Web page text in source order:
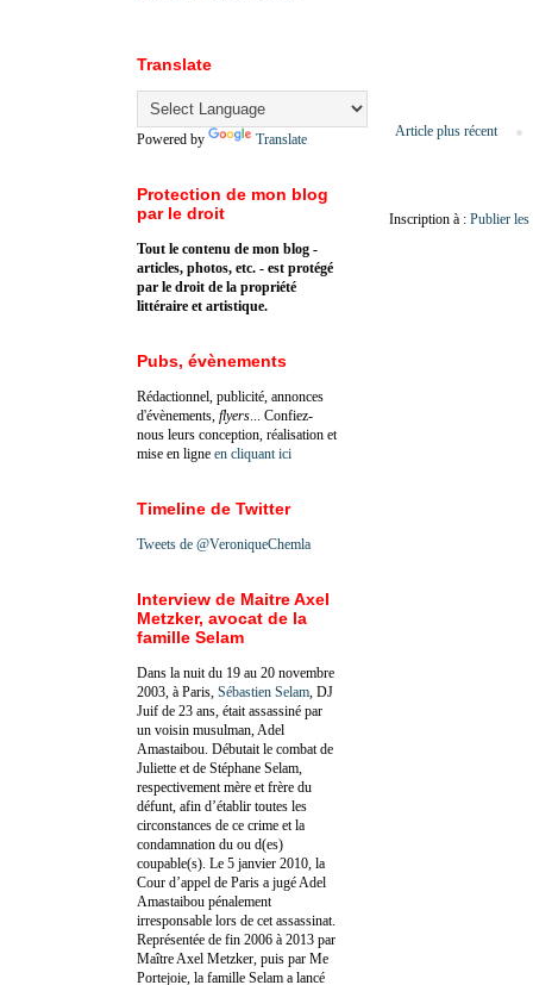
Article plus récent
Inscription à : Publier
Translate
Powered by Translate
Protection de mon blog
par le droit
Tout le contenu de mon blog -
articles, photos, etc. - est protégé
par le droit de la propriété
littéraire et artistique.
Pubs, évènements
Rédactionnel, publicité, annonces
d'évènements, flyers ... Confiez-
nous leurs conception, réalisation et
mise en ligne en cliquant ici
Timeline de Twitter
Tweets de @VeroniqueChemla
Interview de Maitre Axel
Metzker, avocat de la
famille Selam
Dans la nuit du 19 au 20 novembre
2003, à Paris, Sébastien Selam , DJ
Juif de 23 ans, était assassiné par
un voisin musulman, Adel
Amastaibou. Débutait le combat de
Juliette et de Stéphane Selam,
respectivement mère et frère du
défunt, afin d’établir toutes les
circonstances de ce crime et la
condamnation du ou d(es)
coupable(s). Le 5 janvier 2010, la
Cour d’appel de Paris a jugé Adel
Amastaibou pénalement
irresponsable lors de cet assassinat.
Représentée de fin 2006 à 2013 par
Maître Axel Metzker, puis par Me
Portejoie, la famille Selam a lancé